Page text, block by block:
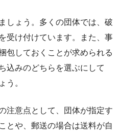
しょう。多くの団体では、破
受け付けています。また、事
包しておくことが求められる
込みのどちらを選ぶにして
う。
注意点として、団体が指定す
とや、郵送の場合は送料が自